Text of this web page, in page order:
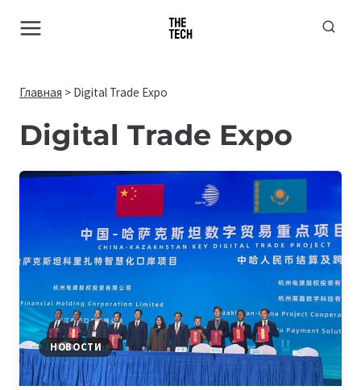
Главная > Digital Trade Expo
Digital Trade Expo
НОВОСТИ